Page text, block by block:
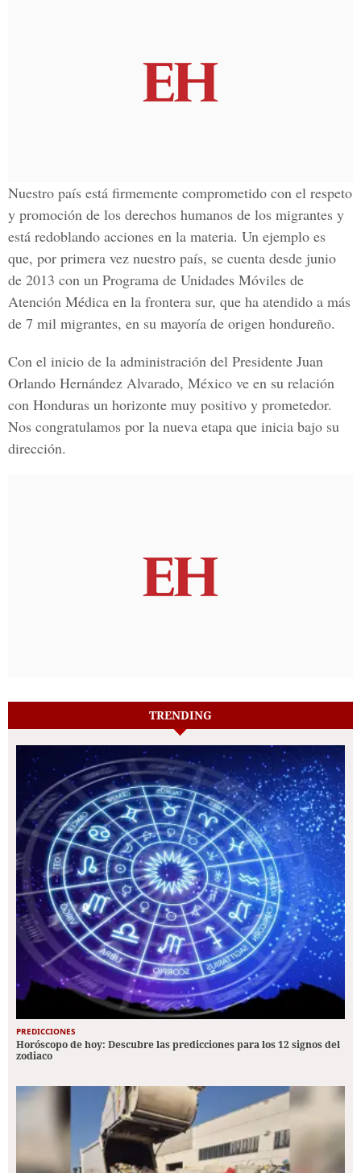
Nuestro país está firmemente comprometido con el respeto
y promoción de los derechos humanos de los migrantes y
está redoblando acciones en la materia. Un ejemplo es
que, por primera vez nuestro país, se cuenta desde junio
de 2013 con un Programa de Unidades Móviles de
Atención Médica en la frontera sur, que ha atendido a más
de 7 mil migrantes, en su mayoría de origen hondureño.
Con el inicio de la administración del Presidente Juan
Orlando Hernández Alvarado, México ve en su relación
con Honduras un horizonte muy positivo y prometedor.
Nos congratulamos por la nueva etapa que inicia bajo su
dirección.
TRENDING
PREDICCIONES
Horóscopo de hoy: Descubre las predicciones para los 12 signos del
zodiaco